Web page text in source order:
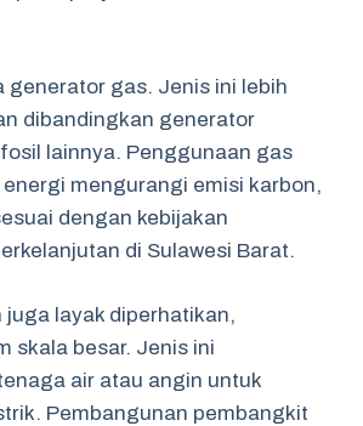
generator gas. Jenis ini lebih
dibandingkan generator
lainnya. Penggunaan gas
mengurangi emisi karbon,
dengan kebijakan
di Sulawesi Barat.
juga layak diperhatikan,
skala besar. Jenis ini
air atau angin untuk
Pembangunan pembangkit